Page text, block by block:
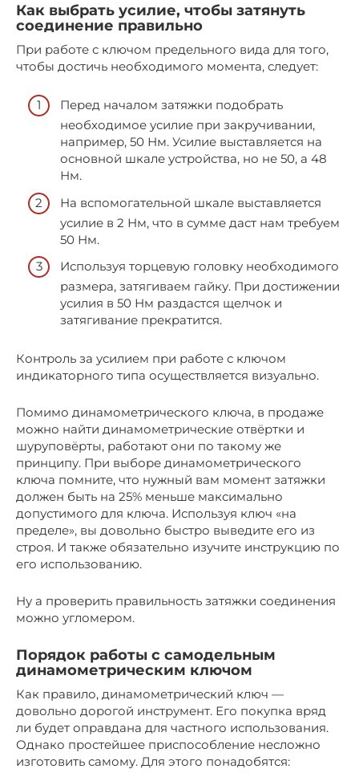
Как выбрать усилие, чтобы затянуть
соединение правильно
При работе с ключом предельного вида для того,
чтобы достичь необходимого момента, следует:
Перед началом затяжки подобрать
необходимое усилие при закручивании,
например, 50 Нм. Усилие выставляется на
основной шкале устройства, но не 50, а 48
Нм.
На вспомогательной шкале выставляется
усилие в 2 Нм, что в сумме даст нам требуем
50 Нм.
Используя торцевую головку необходимого
размера, затягиваем гайку. При достижении
усилия в 50 Нм раздастся щелчок и
затягивание прекратится.
Контроль за усилием при работе с ключом
индикаторного типа осуществляется визуально.
Помимо динамометрического ключа, в продаже
можно найти динамометрические отвёртки и
шуруповёрты, работают они по такому же
принципу. При выборе динамометрического
ключа помните, что нужный вам момент затяжки
должен быть на 25% меньше максимально
допустимого для ключа. Используя ключ «на
пределе», вы довольно быстро выведите его из
строя. И также обязательно изучите инструкцию по
его использованию.
Ну а проверить правильность затяжки соединения
можно угломером.
Порядок работы с самодельным
динамометрическим ключом
Как правило, динамометрический ключ —
довольно дорогой инструмент. Его покупка вряд
ли будет оправдана для частного использования.
Однако простейшее приспособление несложно
изготовить самому. Для этого понадобятся: